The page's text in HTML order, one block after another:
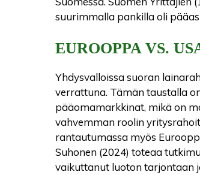
suurimmalla pankilla oli
EUROOPPA VS.
Yhdysvalloissa suoran
verrattuna. Tämän taustalla
pääomamarkkinat, mikä on
vahvemman roolin
rantautumassa myös
Suhonen (2024) toteaa
vaikuttanut luoton tarjontaan